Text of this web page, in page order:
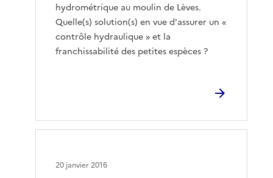
hydrométrique au moulin de Lèves.
Quelle(s) solution(s) en vue d'assurer un «
contrôle hydraulique » et la
franchissabilité des petites espèces ?
20 janvier 2016